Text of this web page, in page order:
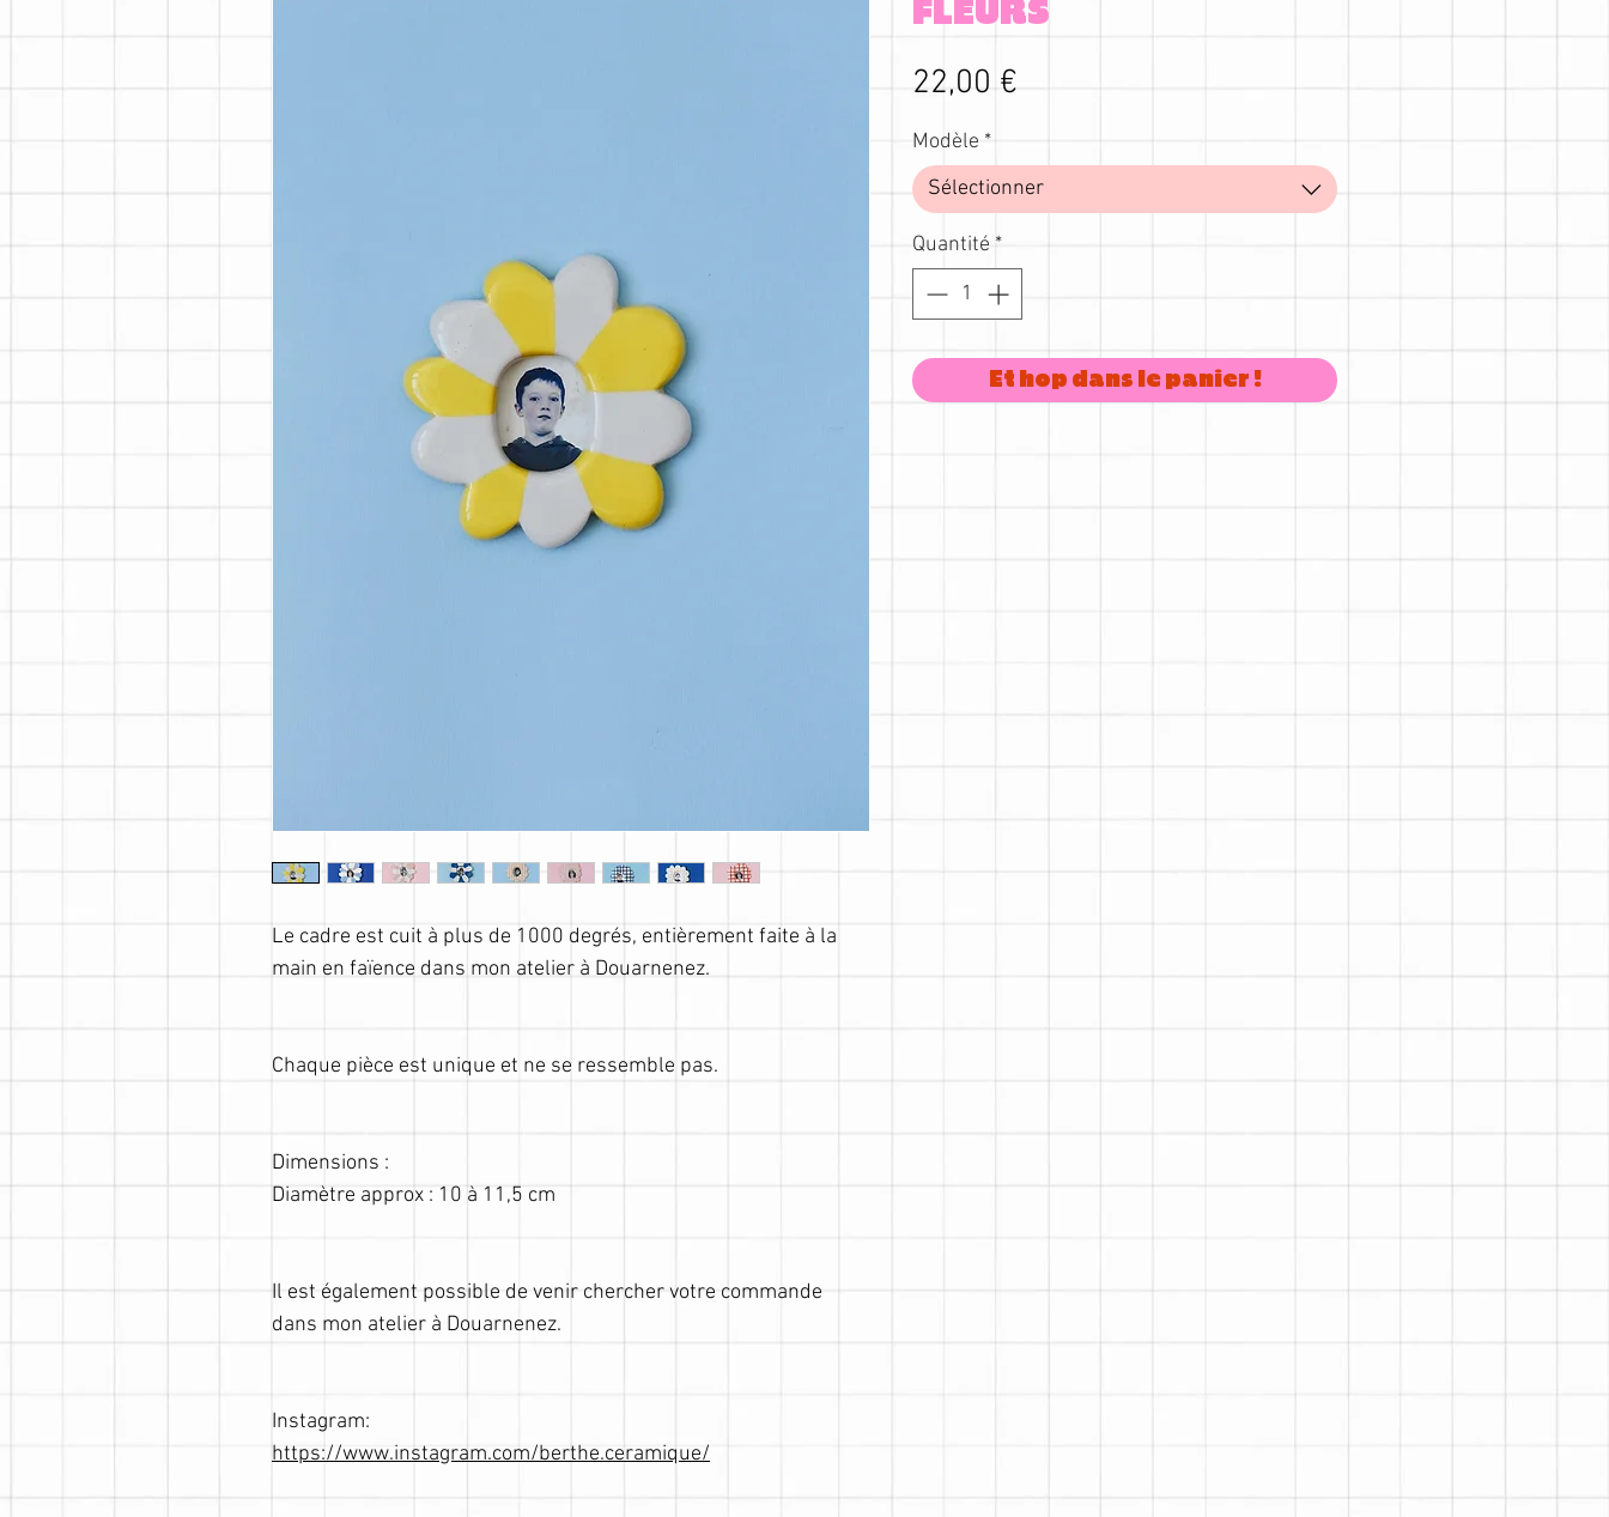
Le cadre est cuit à plus de 1000 degrés, entièrement faite à la
main en faïence dans mon atelier à Douarnenez.
Chaque pièce est unique et ne se ressemble pas.
Dimensions :
Diamètre approx : 10 à 11,5 cm
Il est également possible de venir chercher votre commande
dans mon atelier à Douarnenez.
Instagram:
https://www.instagram.com/berthe.ceramique/
FLEURS
22,00 €
Modèle *
Sélectionner
Quantité *
Et hop dans le panier !